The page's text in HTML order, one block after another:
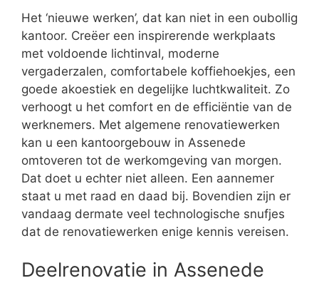
Het ‘nieuwe werken’, dat kan niet in een oubollig
kantoor. Creëer een inspirerende werkplaats
met voldoende lichtinval, moderne
vergaderzalen, comfortabele koffiehoekjes, een
goede akoestiek en degelijke luchtkwaliteit. Zo
verhoogt u het comfort en de efficiëntie van de
werknemers. Met algemene renovatiewerken
kan u een kantoorgebouw in Assenede
omtoveren tot de werkomgeving van morgen.
Dat doet u echter niet alleen. Een aannemer
staat u met raad en daad bij. Bovendien zijn er
vandaag dermate veel technologische snufjes
dat de renovatiewerken enige kennis vereisen.
Deelrenovatie in Assenede